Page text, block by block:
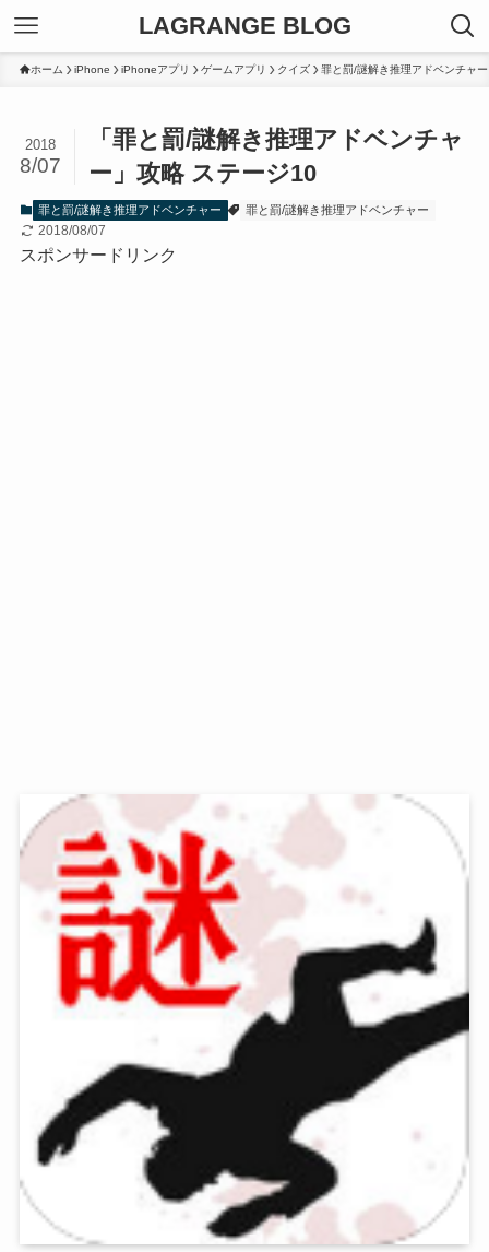
LAGRANGE BLOG
ホーム iPhone iPhoneアプリ ゲームアプリ クイズ 罪と罰/謎解き推理アドベンチャー
「罪と罰/謎解き推理アドベンチャ
ー」攻略 ステージ10
2018
8/07
罪と罰/謎解き推理アドベンチャー 罪と罰/謎解き推理アドベンチャー
2018/08/07
スポンサードリンク